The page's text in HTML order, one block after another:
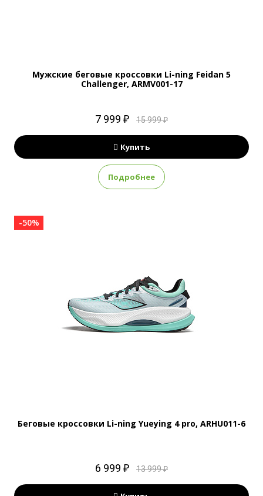
Мужские беговые кроссовки Li-ning Feidan 5
Challenger, ARMV001-17
7 999 ₽ 15 999 ₽
Купить
Подробнее
-50%
Беговые кроссовки Li-ning Yueying 4 pro, ARHU011-6
6 999 ₽ 13 999 ₽